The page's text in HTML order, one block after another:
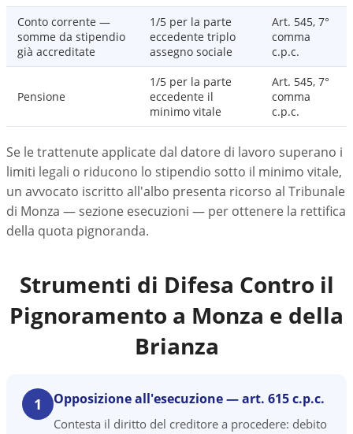
Conto corrente —
somme da stipendio
già accreditate
1/5 per la parte
eccedente triplo
assegno sociale
Art. 545, 7°
comma
c.p.c.
Pensione
1/5 per la parte
eccedente il
minimo vitale
Art. 545, 7°
comma
c.p.c.
Se le trattenute applicate dal datore di lavoro superano i
limiti legali o riducono lo stipendio sotto il minimo vitale,
un avvocato iscritto all'albo presenta ricorso al Tribunale
di Monza — sezione esecuzioni — per ottenere la rettifica
della quota pignoranda.
Strumenti di Difesa Contro il
Pignoramento a Monza e della
Brianza
1 Opposizione all'esecuzione — art. 615 c.p.c.
Contesta il diritto del creditore a procedere: debito